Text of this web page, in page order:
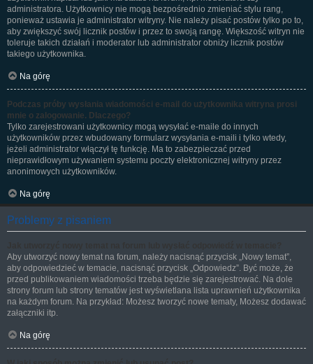
administratora. Użytkownicy nie mogą bezpośrednio zmieniać stylu rang,
ponieważ ustawia je administrator witryny. Nie należy pisać postów tylko po to,
aby zwiększyć swój licznik postów i przez to swoją rangę. Większość witryn nie
toleruje takich działań i moderator lub administrator obniży licznik postów
takiego użytkownika.
Na górę
Podczas próby wysłania wiadomości e-mail do użytkownika witryna prosi
mnie o zalogowanie. Dlaczego?
Tylko zarejestrowani użytkownicy mogą wysyłać e-maile do innych
użytkowników przez wbudowany formularz wysyłania e-maili i tylko wtedy,
jeżeli administrator włączył tę funkcję. Ma to zabezpieczać przed
nieprawidłowym używaniem systemu poczty elektronicznej witryny przez
anonimowych użytkowników.
Na górę
Problemy z pisaniem
Aby utworzyć nowy temat na forum, należy nacisnąć przycisk „Nowy temat”,
aby odpowiedzieć w temacie, nacisnąć przycisk „Odpowiedz”. Być może, że
przed publikowaniem wiadomości trzeba będzie się zarejestrować. Na dole
strony forum lub strony tematów jest wyświetlana lista uprawnień użytkownika
na każdym forum. Na przykład: Możesz tworzyć nowe tematy, Możesz dodawać
załączniki itp.
Na górę